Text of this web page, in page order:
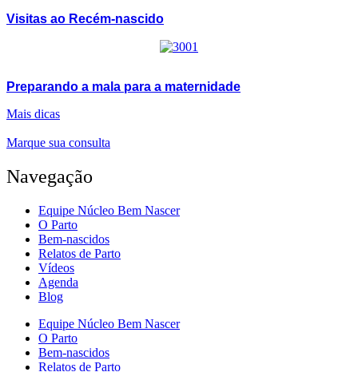
Visitas ao Recém-nascido
Preparando a mala para a maternidade
Mais dicas
Marque sua consulta
Navegação
Equipe Núcleo Bem Nascer
O Parto
Bem-nascidos
Relatos de Parto
Vídeos
Agenda
Blog
Equipe Núcleo Bem Nascer
O Parto
Bem-nascidos
Relatos de Parto